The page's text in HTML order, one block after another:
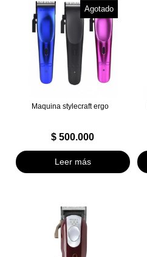
Agotado
Maquina stylecraft ergo
$ 500.000
Leer más